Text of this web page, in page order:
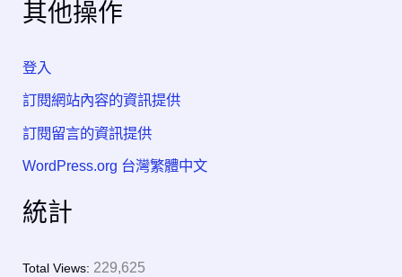
其他操作
登入
訂閱網站內容的資訊提供
訂閱留言的資訊提供
WordPress.org 台灣繁體中文
統計
Total Views: 229,625